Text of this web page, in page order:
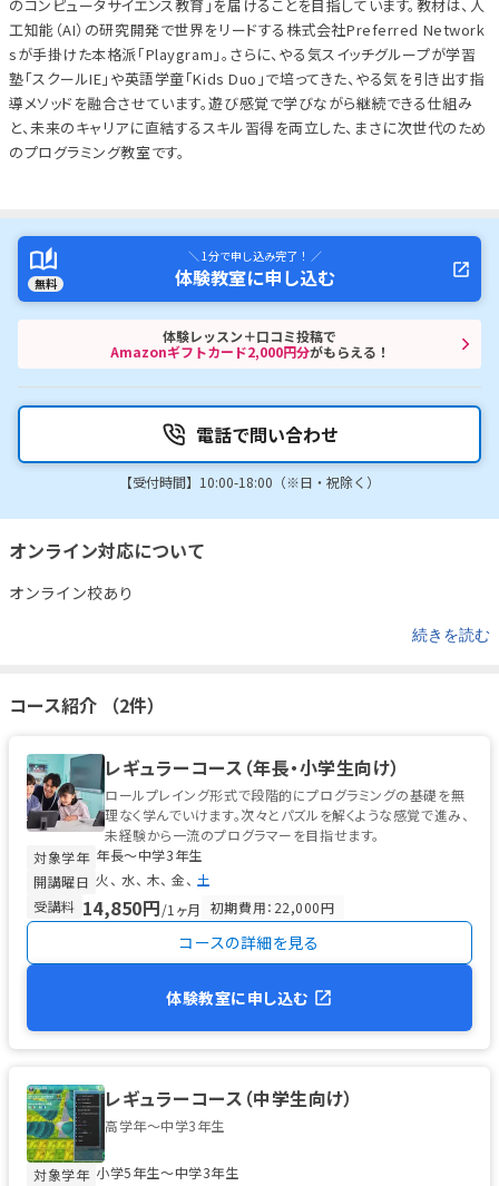
のコンピュータサイエンス教育」を届けることを目指しています。教材は、人
工知能（AI）の研究開発で世界をリードする株式会社Preferred Network
sが手掛けた本格派「Playgram」。さらに、やる気スイッチグループが学習
塾「スクールIE」や英語学童「Kids Duo」で培ってきた、やる気を引き出す指
導メソッドを融合させています。遊び感覚で学びながら継続できる仕組み
と、未来のキャリアに直結するスキル習得を両立した、まさに次世代のため
のプログラミング教室です。
無料
＼ 1分で申し込み完了！ ／
体験教室に申し込む
体験レッスン＋口コミ投稿で
Amazonギフトカード2,000円分がもらえる！
電話で問い合わせ
【受付時間】10:00-18:00（※日・祝除く）
オンライン対応について
オンライン校あり
続きを読む
コース紹介 （2件）
レギュラーコース（年長・小学生向け）
ロールプレイング形式で段階的にプログラミングの基礎を無
理なく学んでいけます。次々とパズルを解くような感覚で進み、
未経験から一流のプログラマーを目指せます。
対象学年 年長〜中学3年生
開講曜日 火 水 木 金
土
受講料 14,850円/1ヶ月 初期費用：22,000円
コースの詳細を見る
体験教室に申し込む
レギュラーコース（中学生向け）
高学年～中学3年生
対象学年 小学5年生〜中学3年生